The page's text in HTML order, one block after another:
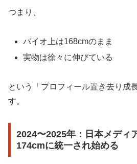
つまり、
バイオ上は168cmのまま
実物は徐々に伸びている
という「プロフィール置き去り成
す。
2024〜2025年：日本メディ
174cmに統一され始める